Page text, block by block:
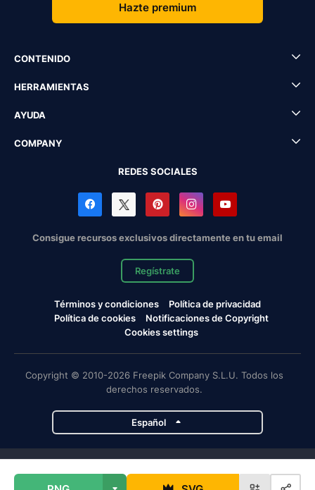
Hazte premium
CONTENIDO
HERRAMIENTAS
AYUDA
COMPANY
REDES SOCIALES
Consigue recursos exclusivos directamente en tu email
Regístrate
Términos y condiciones
Política de privacidad
Política de cookies
Notificaciones de Copyright
Cookies settings
Copyright © 2010-2026 Freepik Company S.L.U. Todos los
derechos reservados.
Español